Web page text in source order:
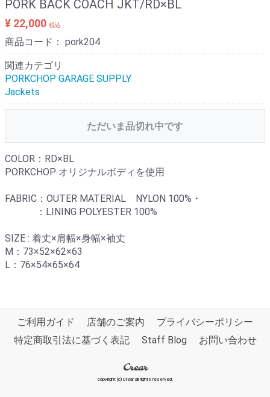
PORK BACK COACH JKT/RD×BL
¥ 22,000 税込
商品コード： pork204
関連カテゴリ
PORKCHOP GARAGE SUPPLY
Jackets
ただいま品切れ中です
COLOR：RD×BL
PORKCHOP オリジナルボディを使用
FABRIC：OUTER MATERIAL NYLON 100%・
：LINING POLYESTER 100%
SIZE : 着丈×肩幅×身幅×袖丈
M：73×52×62×63
L：76×54×65×64
ご利用ガイド 店舗のご案内
プライバシーポリシー
特定商取引法に基づく表記
Staff Blog お問い合わせ
Crear
copyright (c) Crear all rights reserved.